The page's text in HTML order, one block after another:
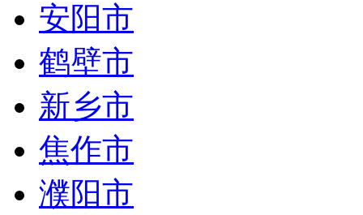
安阳市
鹤壁市
新乡市
焦作市
濮阳市